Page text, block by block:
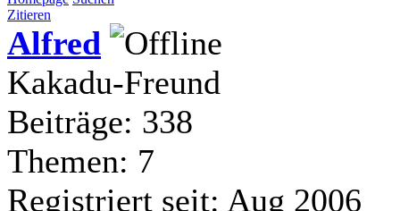
Zitieren
Alfred
Kakadu-Freund
Beiträge: 338
Themen: 7
Registriert seit: Aug 2006